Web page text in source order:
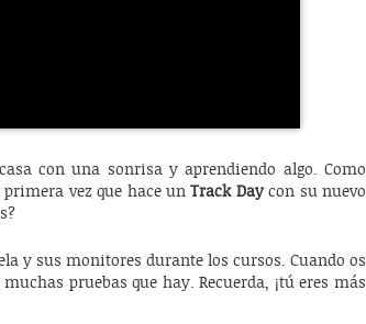
con una sonrisa y aprendiendo algo. Como
primera vez que hace unTrack Daycon su nuevo
y sus monitores durante los cursos. Cuando os
pruebas que hay. Recuerda, ¡tú eres más